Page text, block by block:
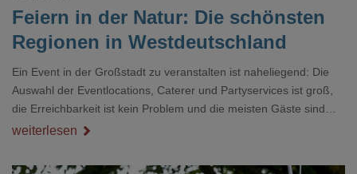
Feiern in der Natur: Die schönsten
Regionen in Westdeutschland
Ein Event in der Großstadt zu veranstalten ist naheliegend: Die
Auswahl der Eventlocations, Caterer und Partyservices ist groß,
die Erreichbarkeit ist kein Problem und die meisten Gäste sind
auch schon vor Ort. Allerdings ist auch die Umgebung gewohnt
Eindrücke und Erlebnisse bekommt man auch nicht. Anlass
weiterlesen